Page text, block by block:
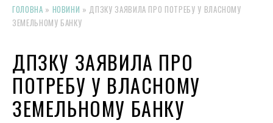
ГОЛОВНА » НОВИНИ » ДПЗКУ ЗАЯВИЛА ПРО ПОТРЕБУ У ВЛАСНОМУ
ЗЕМЕЛЬНОМУ БАНКУ
ДПЗКУ ЗАЯВИЛА ПРО
ПОТРЕБУ У ВЛАСНОМУ
ЗЕМЕЛЬНОМУ БАНКУ